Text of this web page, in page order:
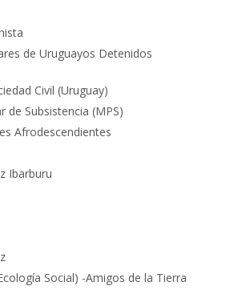
de Uruguayos Detenidos
Civil (Uruguay)
de Subsistencia (MPS)
Afrodescendientes
Ibarburu
Social) -Amigos de la Tierra